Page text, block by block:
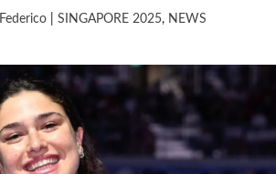
Federico SINGAPORE 2025, NEWS